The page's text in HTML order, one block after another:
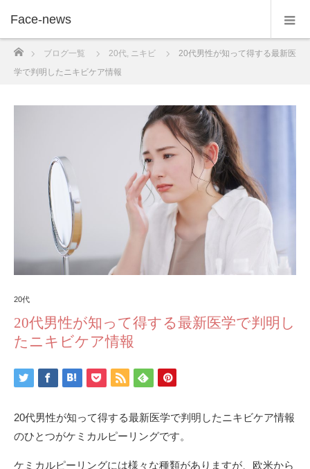
Face-news
ブログ一覧 20代, ニキビ
20代男性が知って得する最新医
学で判明したニキビケア情報
20代
20代男性が知って得する最新医学で判明し
たニキビケア情報
20代男性が知って得する最新医学で判明したニキビケア情報
のひとつがケミカルピーリングです。
ケミカルピーリングには様々な種類がありますが、欧米から